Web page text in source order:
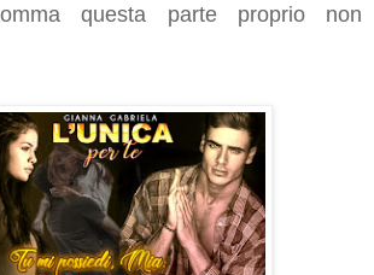
questa parte proprio non